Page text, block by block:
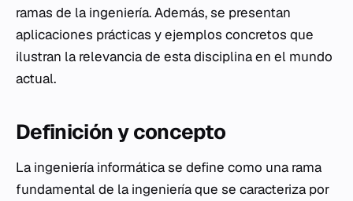
ramas de la ingeniería. Además, se presentan
aplicaciones prácticas y ejemplos concretos que
ilustran la relevancia de esta disciplina en el mundo
actual.
Definición y concepto
La ingeniería informática se define como una rama
fundamental de la ingeniería que se caracteriza por